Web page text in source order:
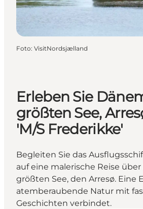
Foto: VisitNordsjælland
Erleben Sie
größten See,
'M/S Frederikke'
Begleiten Sie das
auf eine malerische Reise
größten See, den Arresø. Eine
atemberaubende Natur mit
Geschichten verbindet.